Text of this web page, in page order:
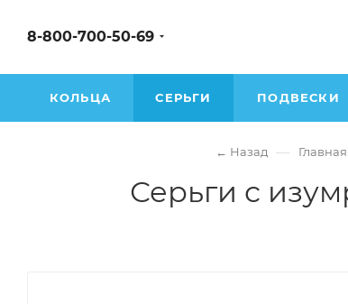
8-800-700-50-69
КОЛЬЦА СЕРЬГИ ПОДВЕСКИ
← Назад — Главная
Серьги с